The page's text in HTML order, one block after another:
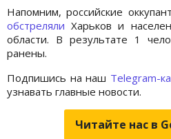
Напомним, российские
обстреляли Харьков и
области. В результате 1
ранены.
Подпишись на наш Telegram-
узнавать главные новости.
Читайте нас в